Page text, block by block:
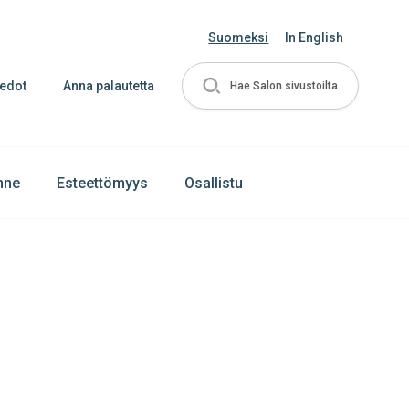
Suomeksi In English
Anna palautetta Hae Salon sivustoilta
Esteettömyys Osallistu